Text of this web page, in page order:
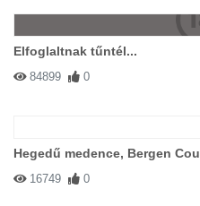
Elfoglaltnak tűntél...
84899 0
Hegedű medence, Bergen
16749 0